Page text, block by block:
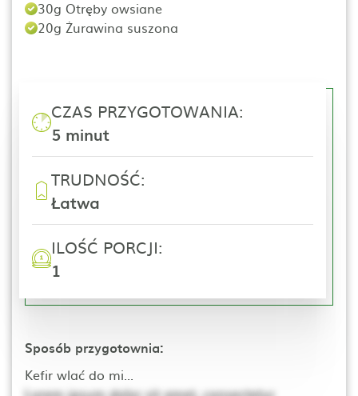
30g Otręby owsiane
20g Żurawina suszona
CZAS PRZYGOTOWANIA:
5 minut
TRUDNOŚĆ:
Łatwa
ILOŚĆ PORCJI:
1
Sposób przygotownia:
Kefir wlać do mi...